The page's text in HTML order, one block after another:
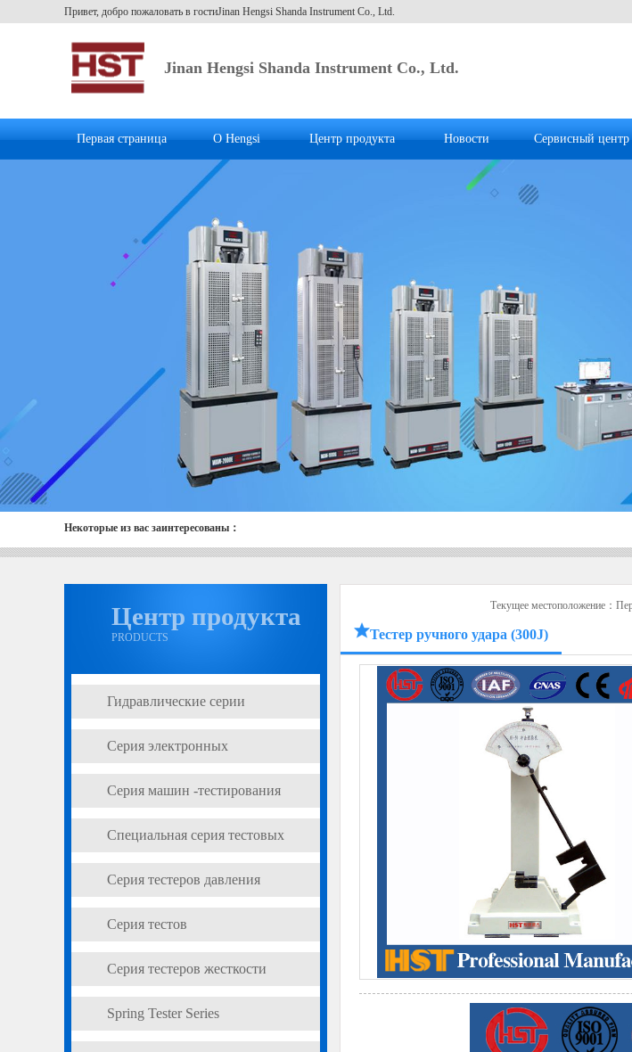
Привет, добро пожаловать в гостиJinan Hengsi Shanda Instrument Co., Ltd.
Jinan Hengsi Shanda Instrument Co., Ltd.
Первая страница О Hengsi Центр продукта Новости Сервисный центр
Некоторые из вас заинтересованы：
Центр продукта
PRODUCTS
Гидравлические серии
Серия электронных
Серия машин -тестирования
Специальная серия тестовых
Серия тестеров давления
Серия тестов
Серия тестеров жесткости
Spring Tester Series
Текущее местоположение：
Тестер ручного удара (300J)